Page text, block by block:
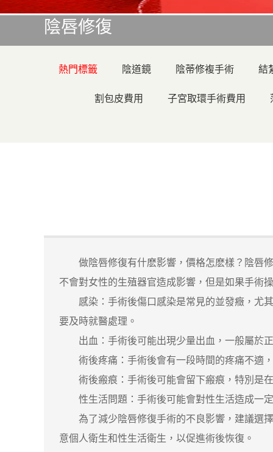
陰唇修復
熱門標籤 陰道鏡 陰蒂修複手術 結
割包皮費用 子宮取環手術費用
做陰唇修復有什麽影響，價格怎麽樣？陰唇修
不會對女性的生殖器官造成影響，但是如果手術
感染：手術後傷口感染是常見的並發癥，尤其
要及時就醫處理。
出血：手術後可能出現少量出血，一般屬於正
術後疼痛：手術後會有一段時間的疼痛不適，
術後瘢痕：手術後可能會留下瘢痕，特別是在
性生活問題：手術後可能會對性生活造成一定
為了減少陰唇修復手術的不良影響，建議選擇
意個人衛生和性生活衛生，以促進術後恢復。